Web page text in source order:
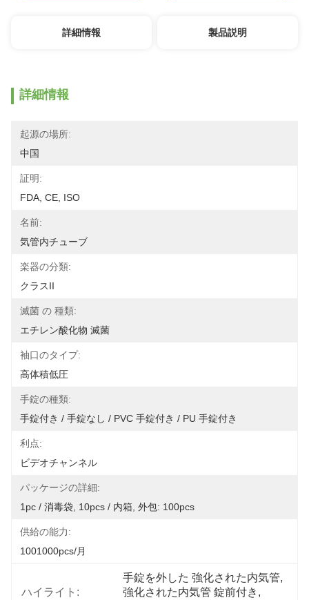
詳細情報 製品説明
詳細情報
起源の場所:
中国
証明:
FDA, CE, ISO
名前:
気管内チューブ
楽器の分類:
クラスII
滅菌 の 種類:
エチレン酸化物 滅菌
袖口のタイプ:
高体積低圧
手錠の種類:
手錠付き / 手錠なし / PVC 手錠付き / PU 手錠付き
利点:
ビデオチャンネル
パッケージの詳細:
1pc / 消毒袋, 10pcs / 内箱, 外包: 100pcs
供給の能力:
1001000pcs/月
ハイライト:
手錠を外した 強化された内気管,
強化された内気管 錠前付き ,